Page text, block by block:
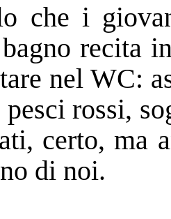
che i
recita
nel WC:
rossi,
certo, ma
di noi.